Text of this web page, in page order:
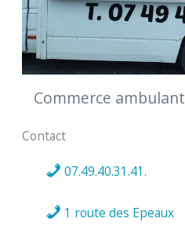
Commerce ambulant
Contact
07.49.40.31.41.
1 route des Epeaux